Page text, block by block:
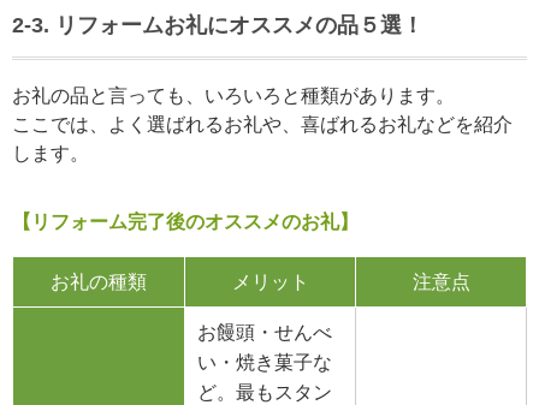
2-3. リフォームお礼にオススメの品５選！
お礼の品と言っても、いろいろと種類があります。
ここでは、よく選ばれるお礼や、喜ばれるお礼などを紹介
します。
【リフォーム完了後のオススメのお礼】
お礼の種類 メリット 注意点
お饅頭・せんべ
い・焼き菓子な
ど。最もスタン